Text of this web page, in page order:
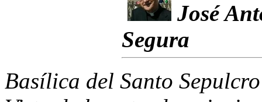
José
Segura
Basílica del Santo